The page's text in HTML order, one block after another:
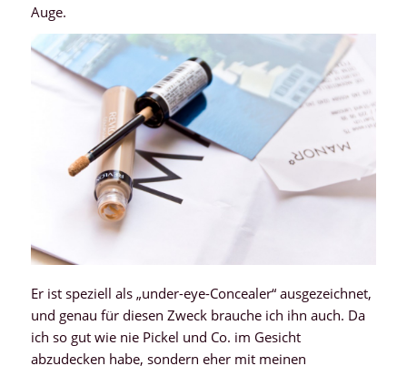
Auge.
Er ist speziell als „under-eye-Concealer“ ausgezeichnet,
und genau für diesen Zweck brauche ich ihn auch. Da
ich so gut wie nie Pickel und Co. im Gesicht
abzudecken habe, sondern eher mit meinen